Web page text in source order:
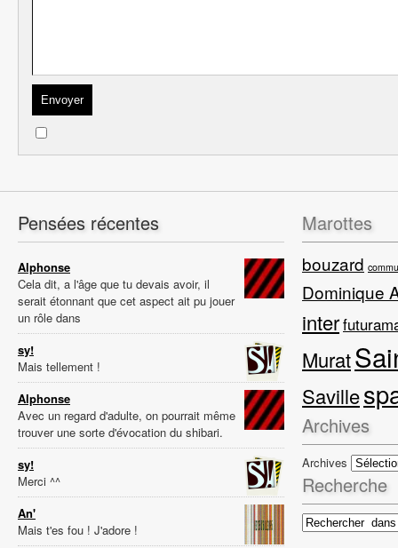
Pensées récentes
Alphonse
Cela dit, a l'âge que tu devais avoir, il
serait étonnant que cet aspect ait pu jouer
un rôle dans
sy!
Mais tellement !
Alphonse
Avec un regard d'adulte, on pourrait même
trouver une sorte d'évocation du shibari.
sy!
Merci ^^
An'
Mais t'es fou ! J'adore !
Marottes
bouzard
Dominique
inter
Murat
Saville
Archives
Archives
Recherche